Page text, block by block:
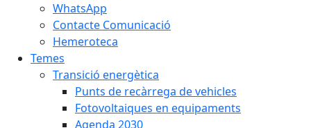
WhatsApp
Contacte Comunicació
Hemeroteca
Temes
Transició energètica
Punts de recàrrega de vehicles
Fotovoltaiques en equipaments
Agenda 2030